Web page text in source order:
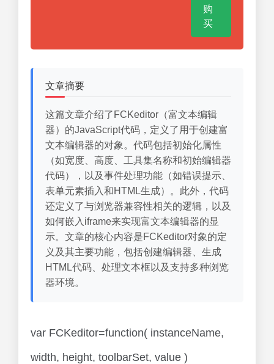
购
买
文章摘要
这篇文章介绍了FCKeditor（富文本编辑
器）的JavaScript代码，定义了用于创建富
文本编辑器的对象。代码包括初始化属性
（如宽度、高度、工具集名称和初始编辑器
代码），以及事件处理功能（如错误提示、
表单元素插入和HTML生成）。此外，代码
还定义了与浏览器兼容性相关的逻辑，以及
如何嵌入iframe来实现富文本编辑器的显
示。文章的核心内容是FCKeditor对象的定
义及其主要功能，包括创建编辑器、生成
HTML代码、处理文本框以及支持多种浏览
器环境。
var FCKeditor=function( instanceName,
width, height, toolbarSet, value )